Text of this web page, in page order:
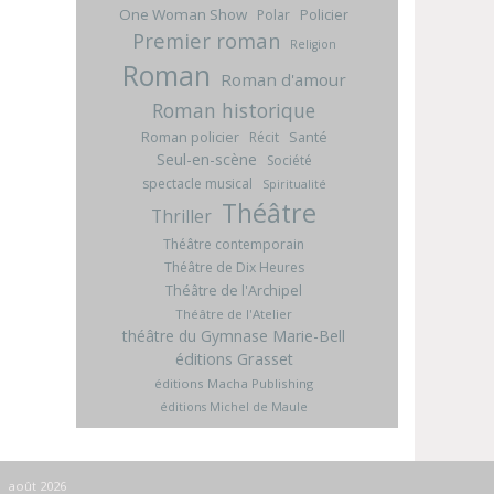
One Woman Show Polar Policier
Premier roman Religion
Roman Roman d'amour
Roman historique
Roman policier Récit Santé
Seul-en-scène
Société
spectacle musical
Spiritualité
Thriller Théâtre
Théâtre contemporain
Théâtre de Dix Heures
Théâtre de l'Archipel
Théâtre de l'Atelier
théâtre du Gymnase Marie-Bell
éditions Grasset
éditions Macha Publishing
éditions Michel de Maule
août 2026